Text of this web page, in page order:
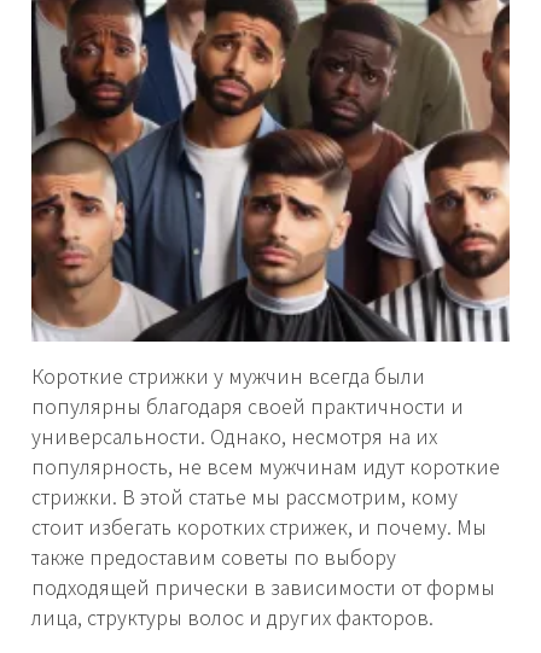
Короткие стрижки у мужчин всегда были
популярны благодаря своей практичности и
универсальности. Однако, несмотря на их
популярность, не всем мужчинам идут короткие
стрижки. В этой статье мы рассмотрим, кому
стоит избегать коротких стрижек, и почему. Мы
также предоставим советы по выбору
подходящей прически в зависимости от формы
лица, структуры волос и других факторов.